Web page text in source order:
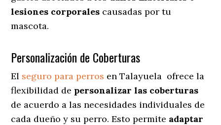
lesiones corporales causadas por tu
mascota.
Personalización de Coberturas
El seguro para perros en Talayuela ofrece la
flexibilidad de personalizar las coberturas
de acuerdo a las necesidades individuales de
cada dueño y su perro. Esto permite adaptar